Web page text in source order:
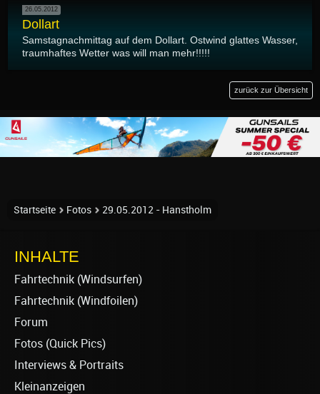
26.05.2012
Dollart
Samstagnachmittag auf dem Dollart. Ostwind glattes Wasser,
traumhaftes Wetter was will man mehr!!!!!
zurück zur Übersicht
Startseite Fotos 29.05.2012 - Hanstholm
INHALTE
Fahrtechnik (Windsurfen)
Fahrtechnik (Windfoilen)
Forum
Fotos (Quick Pics)
Interviews & Portraits
Kleinanzeigen